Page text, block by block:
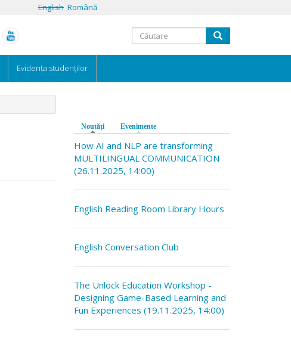
English Română
Formular
de
căutare
Evidența studenților
Noutăți(tab activ)Evenimente
How AI and NLP are transforming
MULTILINGUAL COMMUNICATION
(26.11.2025, 14:00)
English Reading Room Library Hours
English Conversation Club
The Unlock Education Workshop -
Designing Game-Based Learning and
Fun Experiences (19.11.2025, 14:00)